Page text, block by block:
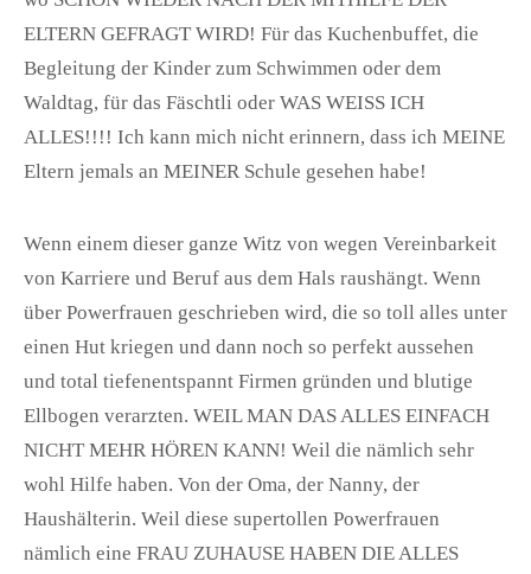
ELTERN GEFRAGT WIRD! Für das Kuchenbuffet, die
Begleitung der Kinder zum Schwimmen oder dem
Waldtag, für das Fäschtli oder WAS WEISS ICH
ALLES!!!! Ich kann mich nicht erinnern, dass ich MEINE
Eltern jemals an MEINER Schule gesehen habe!
Wenn einem dieser ganze Witz von wegen Vereinbarkeit
von Karriere und Beruf aus dem Hals raushängt. Wenn
über Powerfrauen geschrieben wird, die so toll alles unter
einen Hut kriegen und dann noch so perfekt aussehen
und total tiefenentspannt Firmen gründen und blutige
Ellbogen verarzten. WEIL MAN DAS ALLES EINFACH
NICHT MEHR HÖREN KANN! Weil die nämlich sehr
wohl Hilfe haben. Von der Oma, der Nanny, der
Haushälterin. Weil diese supertollen Powerfrauen
nämlich eine FRAU ZUHAUSE HABEN DIE ALLES